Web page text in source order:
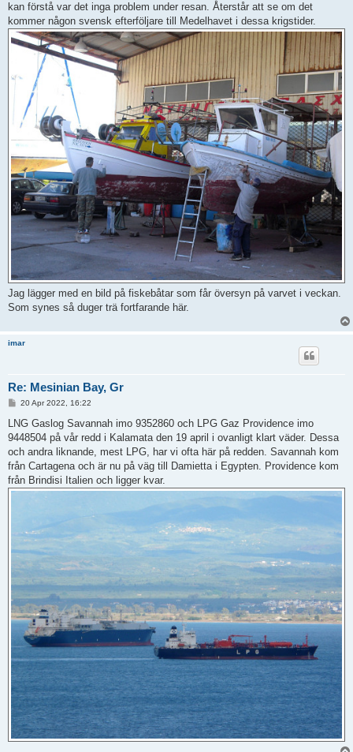
kan förstå var det inga problem under resan. Återstår att se om det
kommer någon svensk efterföljare till Medelhavet i dessa krigstider.
Jag lägger med en bild på fiskebåtar som får översyn på varvet i veckan.
Som synes så duger trä fortfarande här.
imar
Re: Mesinian Bay, Gr
P
s
20 Apr 2022, 16:22
LNG Gaslog Savannah imo 9352860 och LPG Gaz Providence imo
9448504 på vår redd i Kalamata den 19 april i ovanligt klart väder. Dessa
och andra liknande, mest LPG, har vi ofta här på redden. Savannah kom
från Cartagena och är nu på väg till Damietta i Egypten. Providence kom
från Brindisi Italien och ligger kvar.